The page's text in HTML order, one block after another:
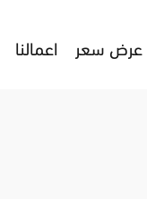
اعمالنا سعر